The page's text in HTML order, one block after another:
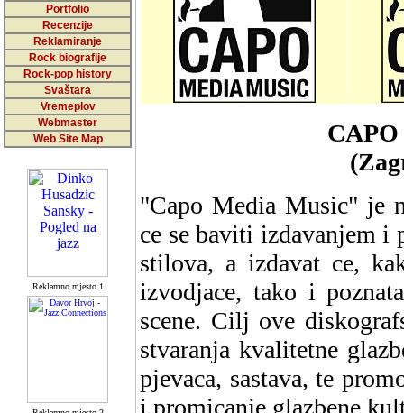
Portfolio
Recenzije
Reklamiranje
Rock biografije
Rock-pop history
Svaštara
Vremeplov
Webmaster
Web Site Map
Reklamno mjesto 1
"Capo Media Music" je
ce se baviti izdavanjem i
stilova, a izdavat ce,
izvodjace, tako i
scene. Cilj ove
stvaranja kvalitetne
pjevaca, sastava, te
i promicanje glazbene